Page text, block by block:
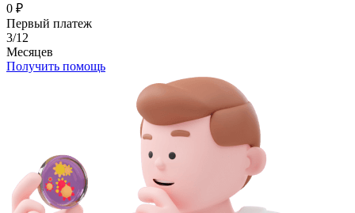
0 ₽
Первый платеж
3/12
Месяцев
Получить помощь